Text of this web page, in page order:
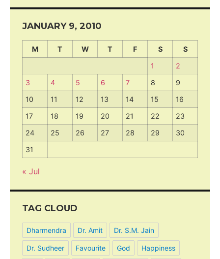
JANUARY 9, 2010
M T W T F S
S
1
2
3
4 5 6 7 8
9
10
11 12 13 14 15
16
17
18 19 20 21 22
23
24
25 26 27 28 29
30
31
« Jul
TAG CLOUD
Dharmendra Dr. Amit Dr. S.M. Jain
Dr. Sudheer Favourite God Happiness